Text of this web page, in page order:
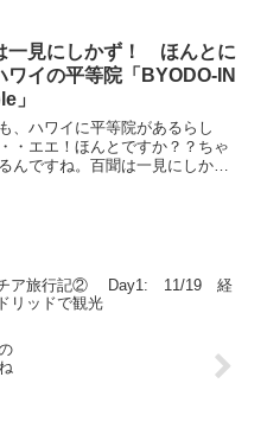
一見にしかず！ ほんとに
ワイの平等院「BYODO-IN
」
、ハワイに平等院があるらし
・エエ！ほんとですか？？ちゃ
んですね。百聞は一見にしかず
チア旅行記② Day1: 11/19 経
リッドで観光